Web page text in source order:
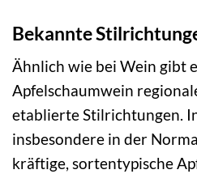
Bekannte
Ähnlich wie bei Wein gibt
Apfelschaumwein
etablierte Stilrichtungen.
insbesondere in der
kräftige, sortentypische